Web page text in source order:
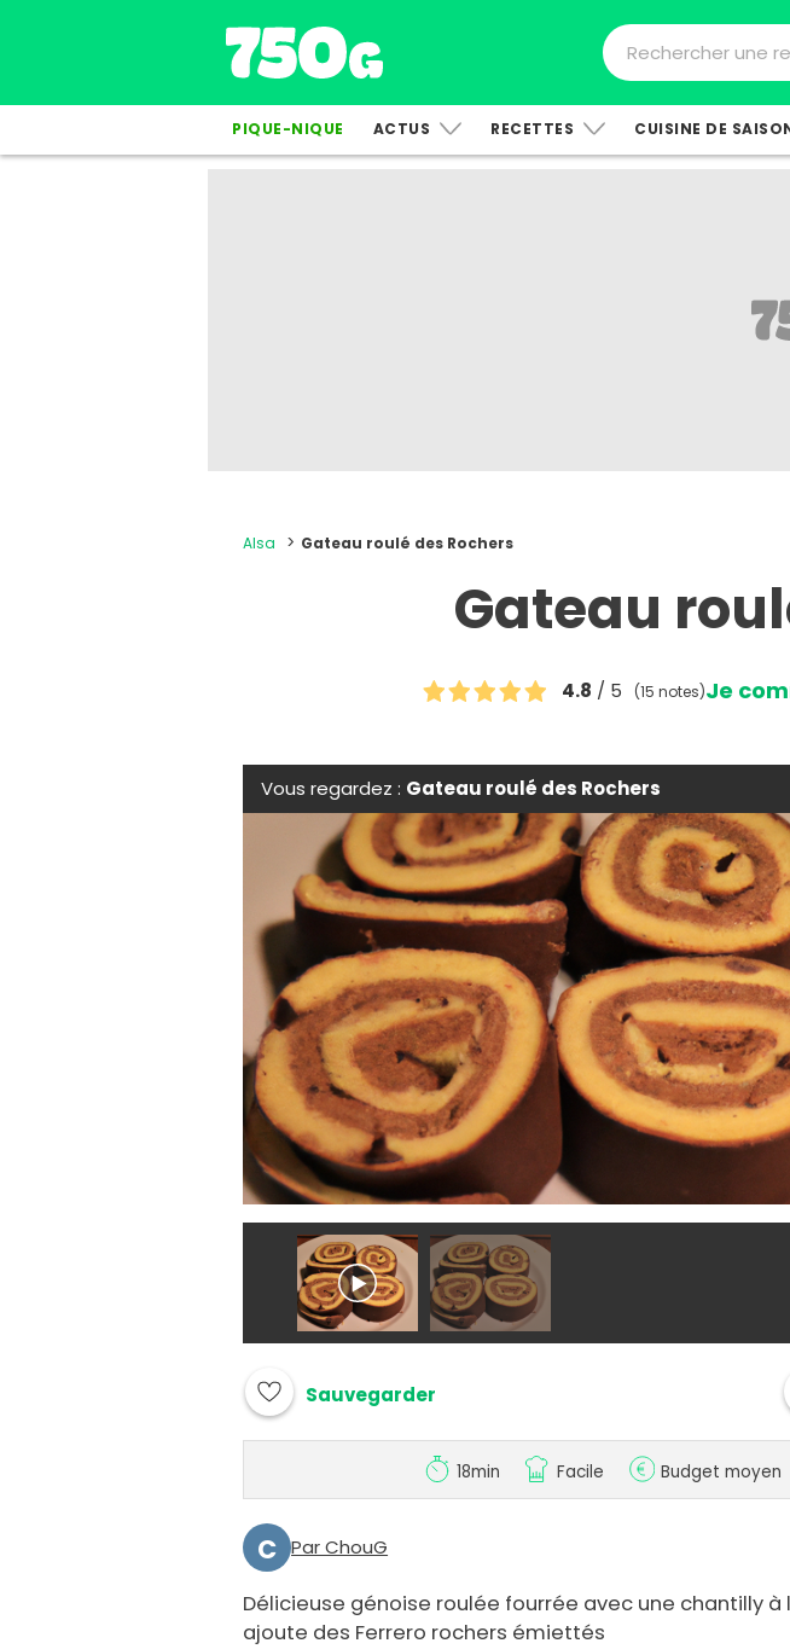
PIQUE-NIQUE ACTUS RECETTES CUISINE DE
Alsa Gateau roulé des Rochers
Gateau
4.8 / 5 (15 notes)Je
Vous regardez : Gateau roulé des Rochers
Sauvegarder
18min Facile Budget moyen
C Par ChouG
Délicieuse génoise roulée fourrée avec une chantilly à
ajoute des Ferrero rochers émiettés